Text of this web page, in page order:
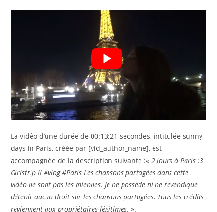
La vidéo d’une durée de 00:13:21 secondes, intitulée sunny
days in Paris, créée par [vid_author_name], est
accompagnée de la description suivante :« 2 jours à Paris :3
Girlstrip !! #vlog #Paris Les chansons partagées dans cette
vidéo ne sont pas les miennes. Je ne possède ni ne revendique
détenir aucun droit sur les chansons partagées. Tous les crédits
reviennent aux propriétaires légitimes.».